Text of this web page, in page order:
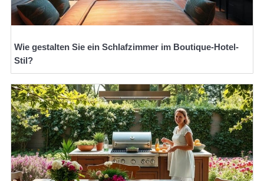
Wie gestalten Sie ein Schlafzimmer im Boutique-Hotel-
Stil?